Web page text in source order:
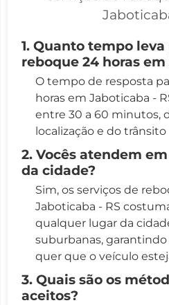
1. Quanto tempo
reboque 24 horas
O tempo de resposta
horas em Jaboticaba -
entre 30 a 60 minutos,
localização e do trânsito
2. Vocês atendem
da cidade?
Sim, os serviços de
Jaboticaba - RS
qualquer lugar da
suburbanas,
quer que o veículo
3. Quais são os
aceitos?